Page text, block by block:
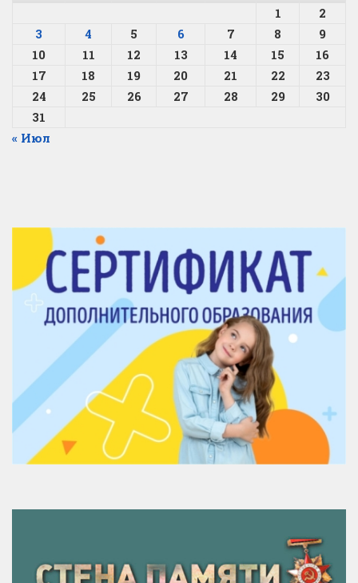
1
2
3
4 5 6 7 8
9
10
11 12 13 14 15
16
17
18 19 20 21 22
23
24
25 26 27 28 29
30
31
« Июл